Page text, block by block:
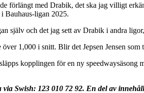
förlängt med Drabik, det ska jag villigt
Bauhaus-ligan 2025.
själv och det jag sett av Drabik i andra
1,000 i snitt. Blir det Jepsen Jensen
kopplingen för en ny speedwaysäsong
Swish: 123 010 72 92. En del av